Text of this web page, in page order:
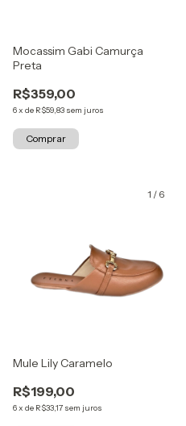
Mocassim Gabi Camurça
Preta
R$359,00
6x de R$59,83 sem juros
Comprar
1 / 6
Mule Lily Caramelo
R$199,00
6x de R$33,17 sem juros